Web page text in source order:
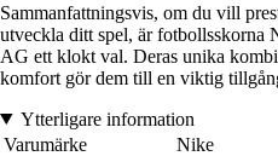
Sammanfattningsvis, om du vill
utveckla ditt spel, är fotbollsskorna
AG ett klokt val. Deras unika
komfort gör dem till en viktig
Ytterligare information
Varumärke
Nike